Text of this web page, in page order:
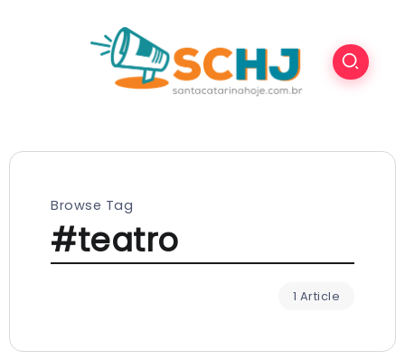
Browse Tag
#teatro
1 Article